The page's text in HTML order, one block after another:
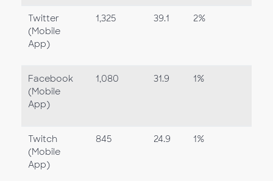
Twitter
(Mobile
App)
1,325 39.1 2%
Facebook
(Mobile
App)
1,080 31.9 1%
Twitch
(Mobile
App)
845 24.9 1%